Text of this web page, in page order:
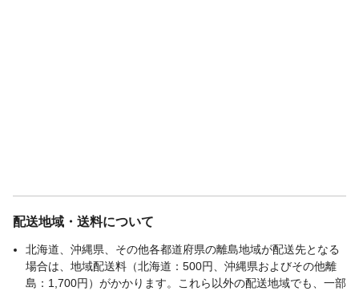
配送地域・送料について
北海道、沖縄県、その他各都道府県の離島地域が配送先となる
場合は、地域配送料（北海道：500円、沖縄県およびその他離
島：1,700円）がかかります。これら以外の配送地域でも、一部